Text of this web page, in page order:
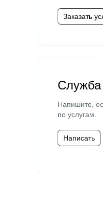
Заказать
Служба
Напишите,
по услугам.
Написать